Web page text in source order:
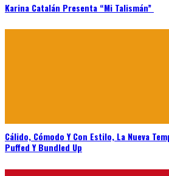
Karina Catalán Presenta “Mi Talismán”
Cálido, Cómodo Y Con Estilo, La Nueva
Puffed Y Bundled Up